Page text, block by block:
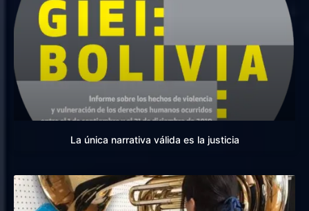
La única narrativa válida es la justicia